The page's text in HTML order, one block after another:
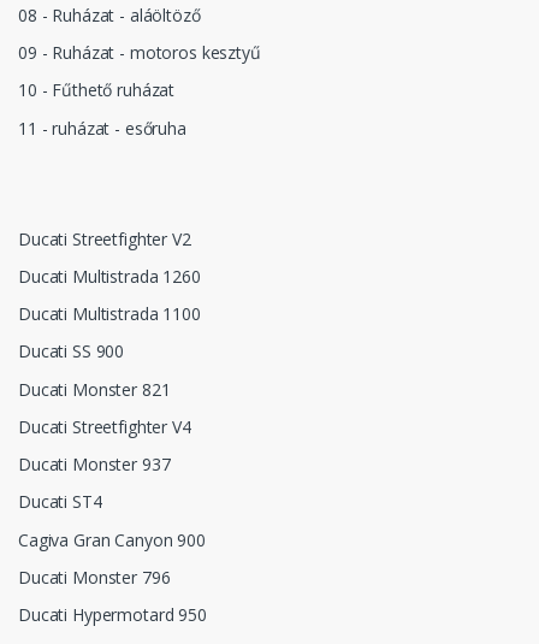
08 - Ruházat - aláöltöző
09 - Ruházat - motoros kesztyű
10 - Fűthető ruházat
11 - ruházat - esőruha
Ducati Streetfighter V2
Ducati Multistrada 1260
Ducati Multistrada 1100
Ducati SS 900
Ducati Monster 821
Ducati Streetfighter V4
Ducati Monster 937
Ducati ST4
Cagiva Gran Canyon 900
Ducati Monster 796
Ducati Hypermotard 950